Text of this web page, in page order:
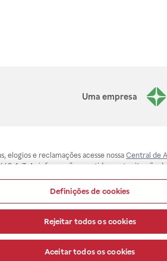
Uma empresa
elogios e reclamações acesse nossa Central de
1-7. As informações contidas neste site não
problema de saúde e prescrever o
esclarecimentos, consultar o site:
dos clientes são compromissos da Raia
Definições de cookies
Rejeitar todos os cookies
Aceitar todos os cookies